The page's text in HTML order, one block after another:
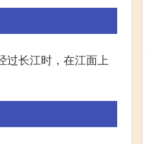
过长江时，在江面上